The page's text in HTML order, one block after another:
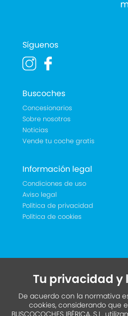
Síguenos
Buscoches
Concesionarios
Sobre nosotros
Noticias
Vende tu coche gratis
Información legal
Condiciones de uso
Aviso legal
Política de privacidad
Política de cookies
Tu privacidad y
De acuerdo con la normativa
cookies, considerando que
BUSCOCOCHES IBÉRICA, S.L.